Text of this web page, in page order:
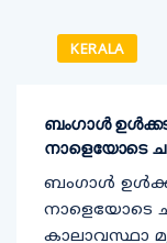
KERALA
ബംഗാൾ
നാളെയോടെ
ബംഗാൾ
നാളെയോടെ
കാലാവസ്ഥാ